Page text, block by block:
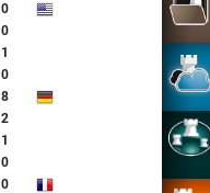
0
0
1
0
8
2
1
0
0